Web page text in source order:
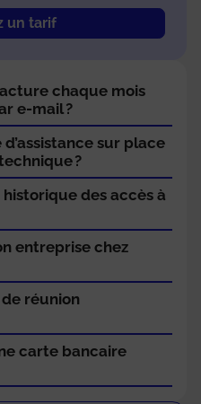
un tarif
chaque mois
e-mail ?
sur place
?
des accès à
entreprise chez
réunion
carte bancaire